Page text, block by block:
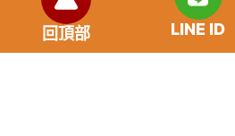
範例試算：小明急需現金10
後選定金主，雙方簽定於36
利率12%計算，每月利息
回頂部 LINE ID